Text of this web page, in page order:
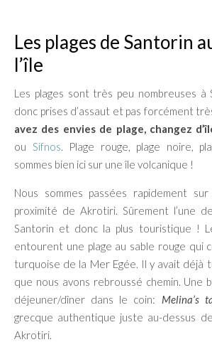
Les plages de Santorin
l’île
Les plages sont très peu nombreuses à
donc prises d’assaut et pas forcément
avez des envies de plage, changez
ou Sifnos. Plage rouge, plage noire,
sommes bien ici sur une île volcanique !
Nous sommes passées rapidement
proximité de Akrotiri. Sûrement l’une
Santorin et donc la plus touristique !
entourent une plage au sable rouge qui
turquoise de la Mer Egée. Il y avait déjà
que nous avons rebroussé chemin. Une
déjeuner/dîner dans le coin: Melina’s
grecque authentique juste au-dessus
Akrotiri.